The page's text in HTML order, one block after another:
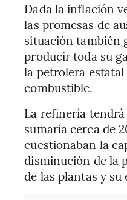
Dada la inflación
las promesas de
situación también
producir toda su
la petrolera
combustible.
La refinería
sumaría cerca de
cuestionaban la
disminución de la
de las plantas y